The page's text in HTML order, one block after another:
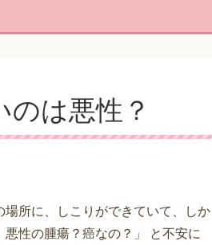
は悪性？
場所に、しこりができていて、しか
悪性の腫瘍？癌なの？」 と不安に